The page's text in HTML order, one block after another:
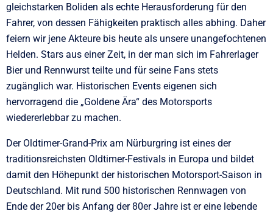
gleichstarken Boliden als echte Herausforderung für den
Fahrer, von dessen Fähigkeiten praktisch alles abhing. Daher
feiern wir jene Akteure bis heute als unsere unangefochtenen
Helden. Stars aus einer Zeit, in der man sich im Fahrerlager
Bier und Rennwurst teilte und für seine Fans stets
zugänglich war. Historischen Events eigenen sich
hervorragend die „Goldene Ära“ des Motorsports
wiedererlebbar zu machen.
Der Oldtimer-Grand-Prix am Nürburgring ist eines der
traditionsreichsten Oldtimer-Festivals in Europa und bildet
damit den Höhepunkt der historischen Motorsport-Saison in
Deutschland. Mit rund 500 historischen Rennwagen von
Ende der 20er bis Anfang der 80er Jahre ist er eine lebende